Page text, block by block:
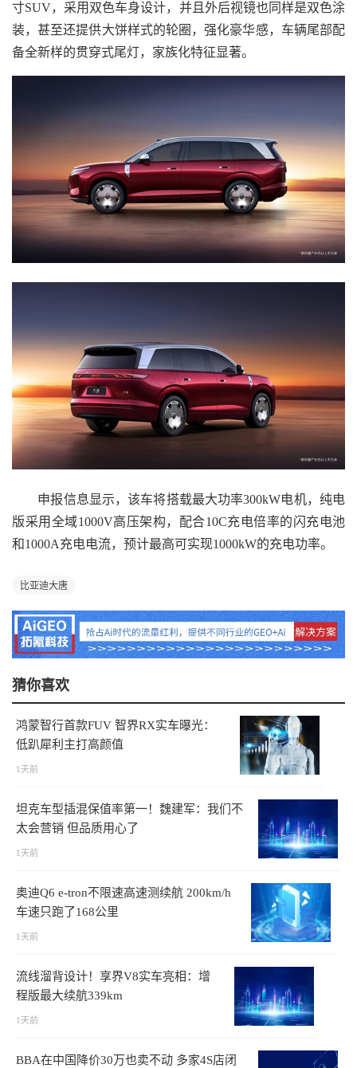
寸SUV，采用双色车身设计，并且外后视镜也同样是双色涂
装，甚至还提供大饼样式的轮圈，强化豪华感，车辆尾部配
备全新样的贯穿式尾灯，家族化特征显著。
申报信息显示，该车将搭载最大功率300kW电机，纯电
版采用全域1000V高压架构，配合10C充电倍率的闪充电池
和1000A充电电流，预计最高可实现1000kW的充电功率。
比亚迪大唐
猜你喜欢
鸿蒙智行首款FUV 智界RX实车曝光：
低趴犀利主打高颜值
1天前
坦克车型插混保值率第一！魏建军：我们不
太会营销 但品质用心了
1天前
奥迪Q6 e-tron不限速高速测续航 200km/h
车速只跑了168公里
1天前
流线溜背设计！享界V8实车亮相：增
程版最大续航339km
1天前
BBA在中国降价30万也卖不动 多家4S店闭